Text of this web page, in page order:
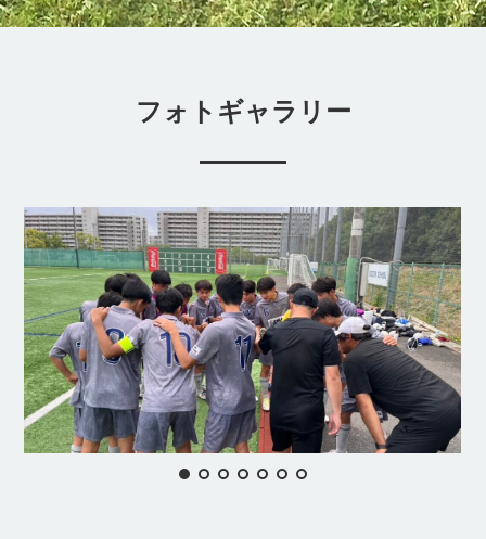
フォトギャラリー